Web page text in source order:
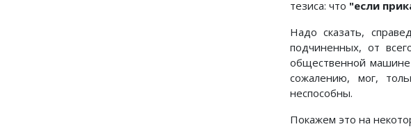
тезиса: что "если
Надо сказать,
подчиненных, от
общественной
сожалению, мог,
неспособны.
Покажем это на